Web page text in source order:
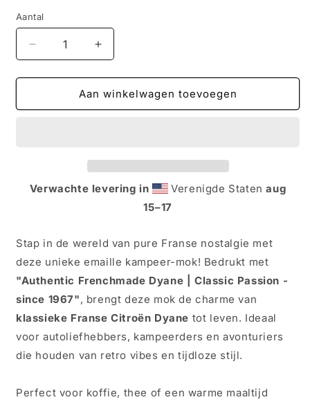
Aantal
Aantal
verlagen
voor
Emaille
Dyane
Aantal
verhogen
voor
Vintage
Emaille
Frenchmade
Dyane
Aan winkelwagen toevoegen
Verwachte levering in Verenigde Statenaug
15⁠–17
Stap in de wereld van pure Franse nostalgie met
deze unieke emaille kampeer-mok! Bedrukt met
"Authentic Frenchmade Dyane | Classic Passion -
since 1967", brengt deze mok de charme van
klassieke Franse Citroën Dyane tot leven. Ideaal
voor autoliefhebbers, kampeerders en avonturiers
die houden van retro vibes en tijdloze stijl.
Perfect voor koffie, thee of een warme maaltijd